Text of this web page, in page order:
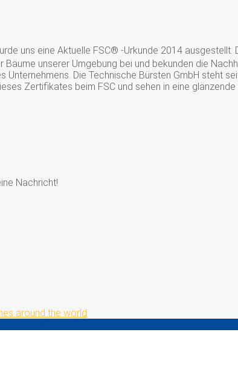
uns eine Aktuelle FSC® -Urkunde 2014
Bäume unserer Umgebung bei und bekunden die
Die Technische Bürsten GmbH steht
Zertifikates beim FSC und sehen in eine
Nachricht!
around the world